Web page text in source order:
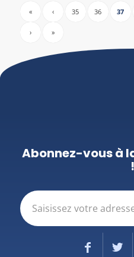
« ‹ 35 36 37
› »
Abonnez-vous à
!
E-
mail
(Nécessaire)